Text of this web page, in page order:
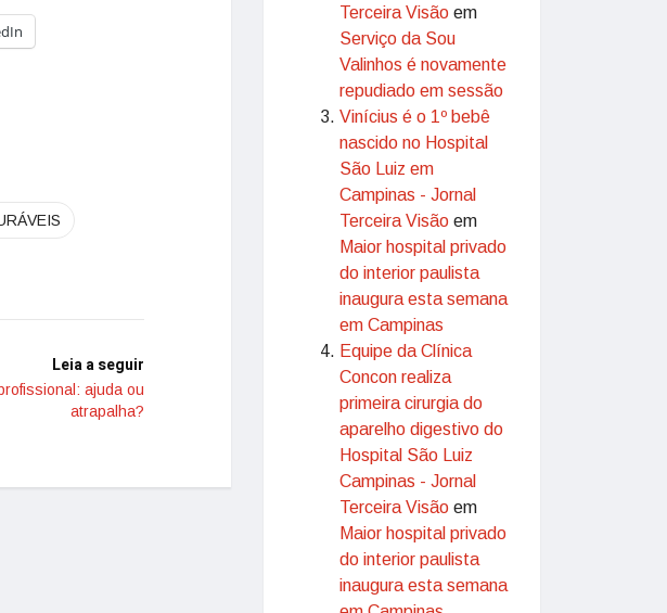
Leia a seguir
ajuda ou
atrapalha?
Terceira Visão em
Serviço da Sou
Valinhos é novamente
repudiado em sessão
Vinícius é o 1º bebê
nascido no Hospital
São Luiz em
Campinas - Jornal
Terceira Visão em
Maior hospital privado
do interior paulista
inaugura esta semana
em Campinas
Equipe da Clínica
Concon realiza
primeira cirurgia do
aparelho digestivo do
Hospital São Luiz
Campinas - Jornal
Terceira Visão em
Maior hospital privado
do interior paulista
inaugura esta semana